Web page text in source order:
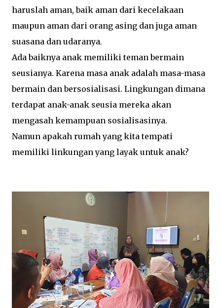
haruslah aman, baik aman dari kecelakaan
maupun aman dari orang asing dan juga aman
suasana dan udaranya.
Ada baiknya anak memiliki teman bermain
seusianya. Karena masa anak adalah masa-masa
bermain dan bersosialisasi. Lingkungan dimana
terdapat anak-anak seusia mereka akan
mengasah kemampuan sosialisasinya.
Namun apakah rumah yang kita tempati
memiliki linkungan yang layak untuk anak?